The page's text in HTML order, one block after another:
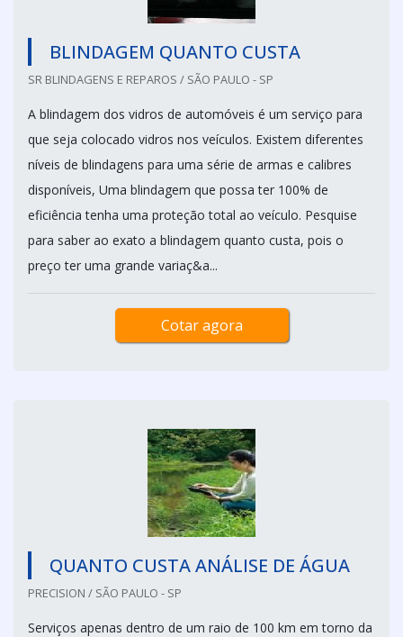
BLINDAGEM QUANTO CUSTA
SR BLINDAGENS E REPAROS / SÃO PAULO - SP
A blindagem dos vidros de automóveis é um serviço para
que seja colocado vidros nos veículos. Existem diferentes
níveis de blindagens para uma série de armas e calibres
disponíveis, Uma blindagem que possa ter 100% de
eficiência tenha uma proteção total ao veículo. Pesquise
para saber ao exato a blindagem quanto custa, pois o
preço ter uma grande variaç&a...
Cotar agora
QUANTO CUSTA ANÁLISE DE ÁGUA
PRECISION / SÃO PAULO - SP
Serviços apenas dentro de um raio de 100 km em torno da